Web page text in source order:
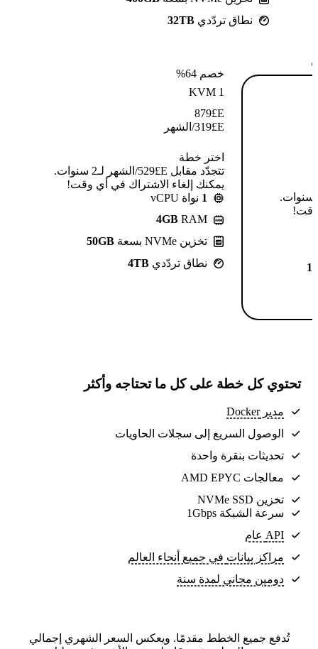
نطاق تردّدي 32TB
خصم 64%
KVM 1
E£
879
E£
319/الشهر
اختر خطة
تتجدّد مقابل E£⁦529⁩/الشهر لـ2 سنوات.
يمكنك إلغاء الاشتراك في أي وقت!
1 نواة vCPU
4GB RAM
تخزين NVMe بسعة
50GB
نطاق تردّدي 4TB
تتجدّد مقابل E£⁦639⁩/الشهر لـ2 سنوات.
وقت!
تحتوي كل خطة على كل ما تحتاجه وأكثر
مدير Docker
الوصول السريع إلى سجلات الحاويات
تحديثات بنقرة واحدة
معالجات AMD EPYC
تخزين NVMe SSD
سرعة الشبكة 1Gbps
API عام
مراكز بيانات في جميع أنحاء العالم
دومين مجاني لمدة سنة
تُدفع جميع الخطط مقدمًا. ويعكس السعر الشهري إجمالي